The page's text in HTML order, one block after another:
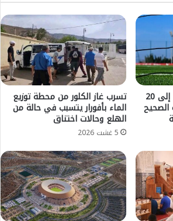
توسيع البطولة الاحترافية إلى 20 تسرب غاز الكلور من محطة توزيع
الماء بأفورار يتسبب في حالة من
الهلع وحالات اختناق
5 غشت 2026